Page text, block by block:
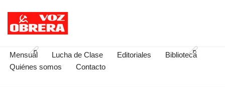
Saltar
contenido
Mensual Lucha de Clase Editoriales
Biblioteca
Quiénes somos
Contacto